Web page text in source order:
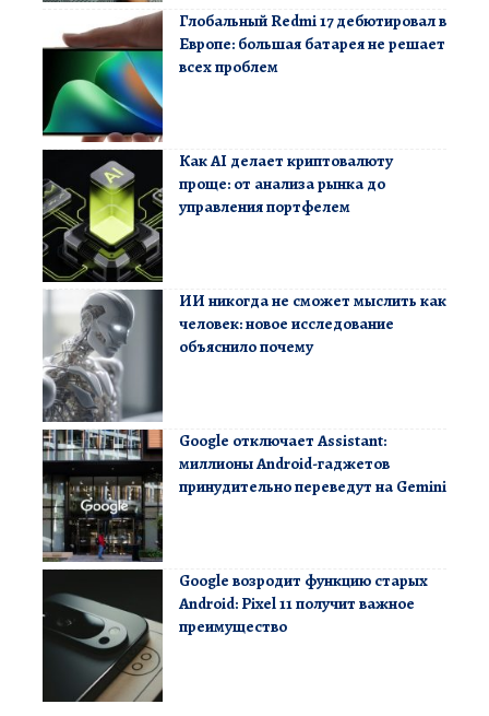
Глобальный Redmi 17 дебютировал в
Европе: большая батарея не решает
всех проблем
Как AI делает криптовалюту
проще: от анализа рынка до
управления портфелем
ИИ никогда не сможет мыслить как
человек: новое исследование
объяснило почему
Google отключает Assistant:
миллионы Android-гаджетов
принудительно переведут на Gemini
Google возродит функцию старых
Android: Pixel 11 получит важное
преимущество